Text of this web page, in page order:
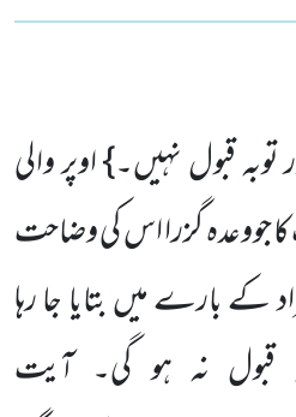
توبہ قبول نہیں۔} اوپر والی
جووعدہ گزرا اس کی وضاحت
کے بارے میں بتایا جا رہا
نہ ہو گی۔ آیت